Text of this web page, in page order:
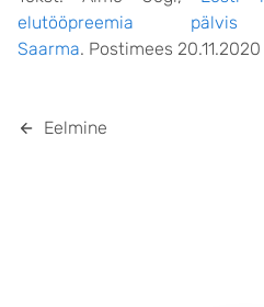
elutööpreemia
Saarma. Postimees 20.11.2020
Eelmine